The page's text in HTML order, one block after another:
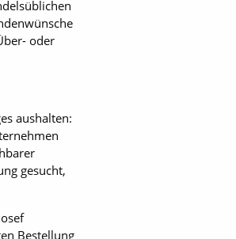
oder
aushalten:
gesucht,
Bestellung